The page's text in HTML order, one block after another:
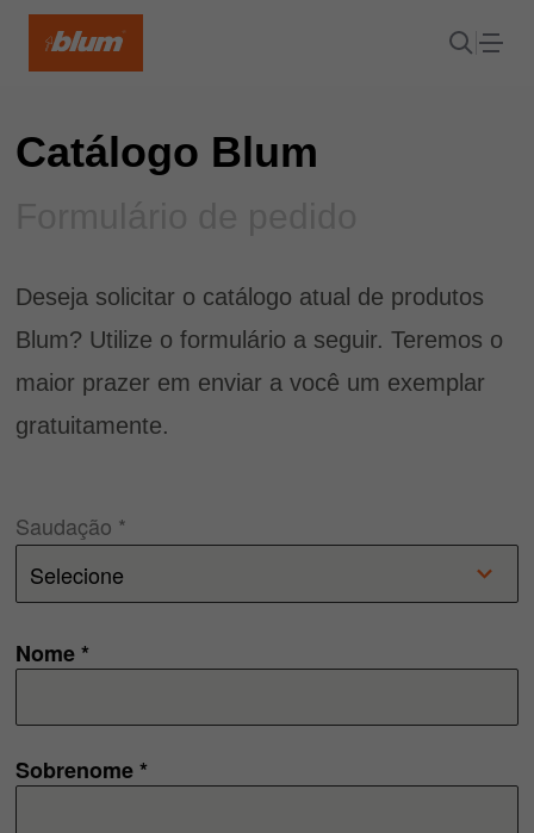
Catálogo Blum
Deseja solicitar o catálogo atual de produtos
Blum? Utilize o formulário a seguir. Teremos o
maior prazer em enviar a você um exemplar
gratuitamente.
Saudação *
Nome *
Sobrenome *